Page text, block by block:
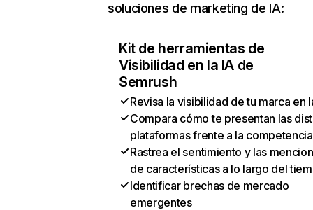
soluciones de marketing de IA:
Kit de herramientas de
Visibilidad en la IA de
Semrush
Revisa la visibilidad de tu marca en
Compara cómo te presentan las
plataformas frente a la competencia
Rastrea el sentimiento y las
de características a lo largo del
Identificar brechas de mercado
emergentes